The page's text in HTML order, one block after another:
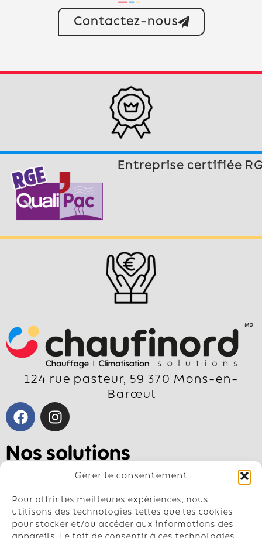
Gérer le consentement
Pour offrir les meilleures expériences, nous
utilisons des technologies telles que les cookies
pour stocker et/ou accéder aux informations des
Contactez-nous
Entreprise certifiée
124 rue pasteur, 59 370 Mons-en-
Barœul
Nos solutions
Pompe à chaleur air-air
Géothermie
Chauffe-eau
Climatisation